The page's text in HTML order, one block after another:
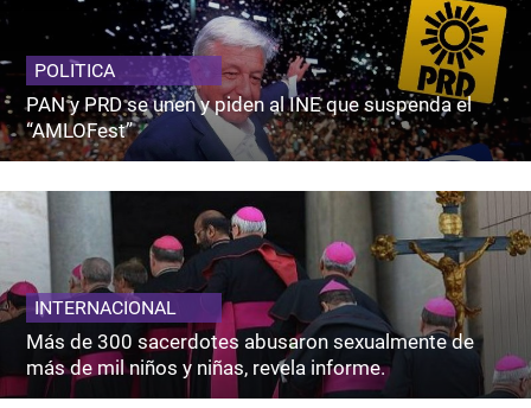
POLITICA
PAN y PRD se unen y piden al INE que suspenda el
“AMLOFest”
INTERNACIONAL
Más de 300 sacerdotes abusaron sexualmente de
más de mil niños y niñas, revela informe.